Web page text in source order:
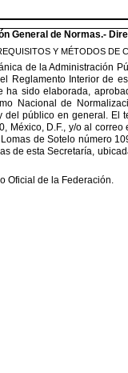
General de Normas.-
Y MÉTODOS DE
de la Administración
Reglamento Interior de
ha sido elaborada ,
Nacional de
público en general. El
México, D.F.
y/o al correo
de Sotelo número
de esta Secretaría,
Oficial de la Federación.